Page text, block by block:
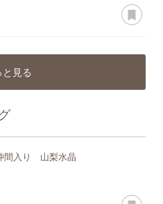
と見る
間入り 山梨水晶